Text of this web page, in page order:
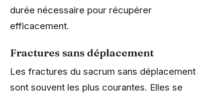
durée nécessaire pour récupérer
efficacement.
Fractures sans déplacement
Les fractures du sacrum sans déplacement
sont souvent les plus courantes. Elles se